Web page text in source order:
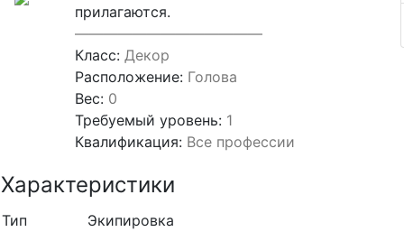
прилагаются.
—————————————
Класс: Декор
Расположение: Голова
Вес: 0
Требуемый уровень: 1
Квалификация: Все профессии
Характеристики
Тип
Экипировка